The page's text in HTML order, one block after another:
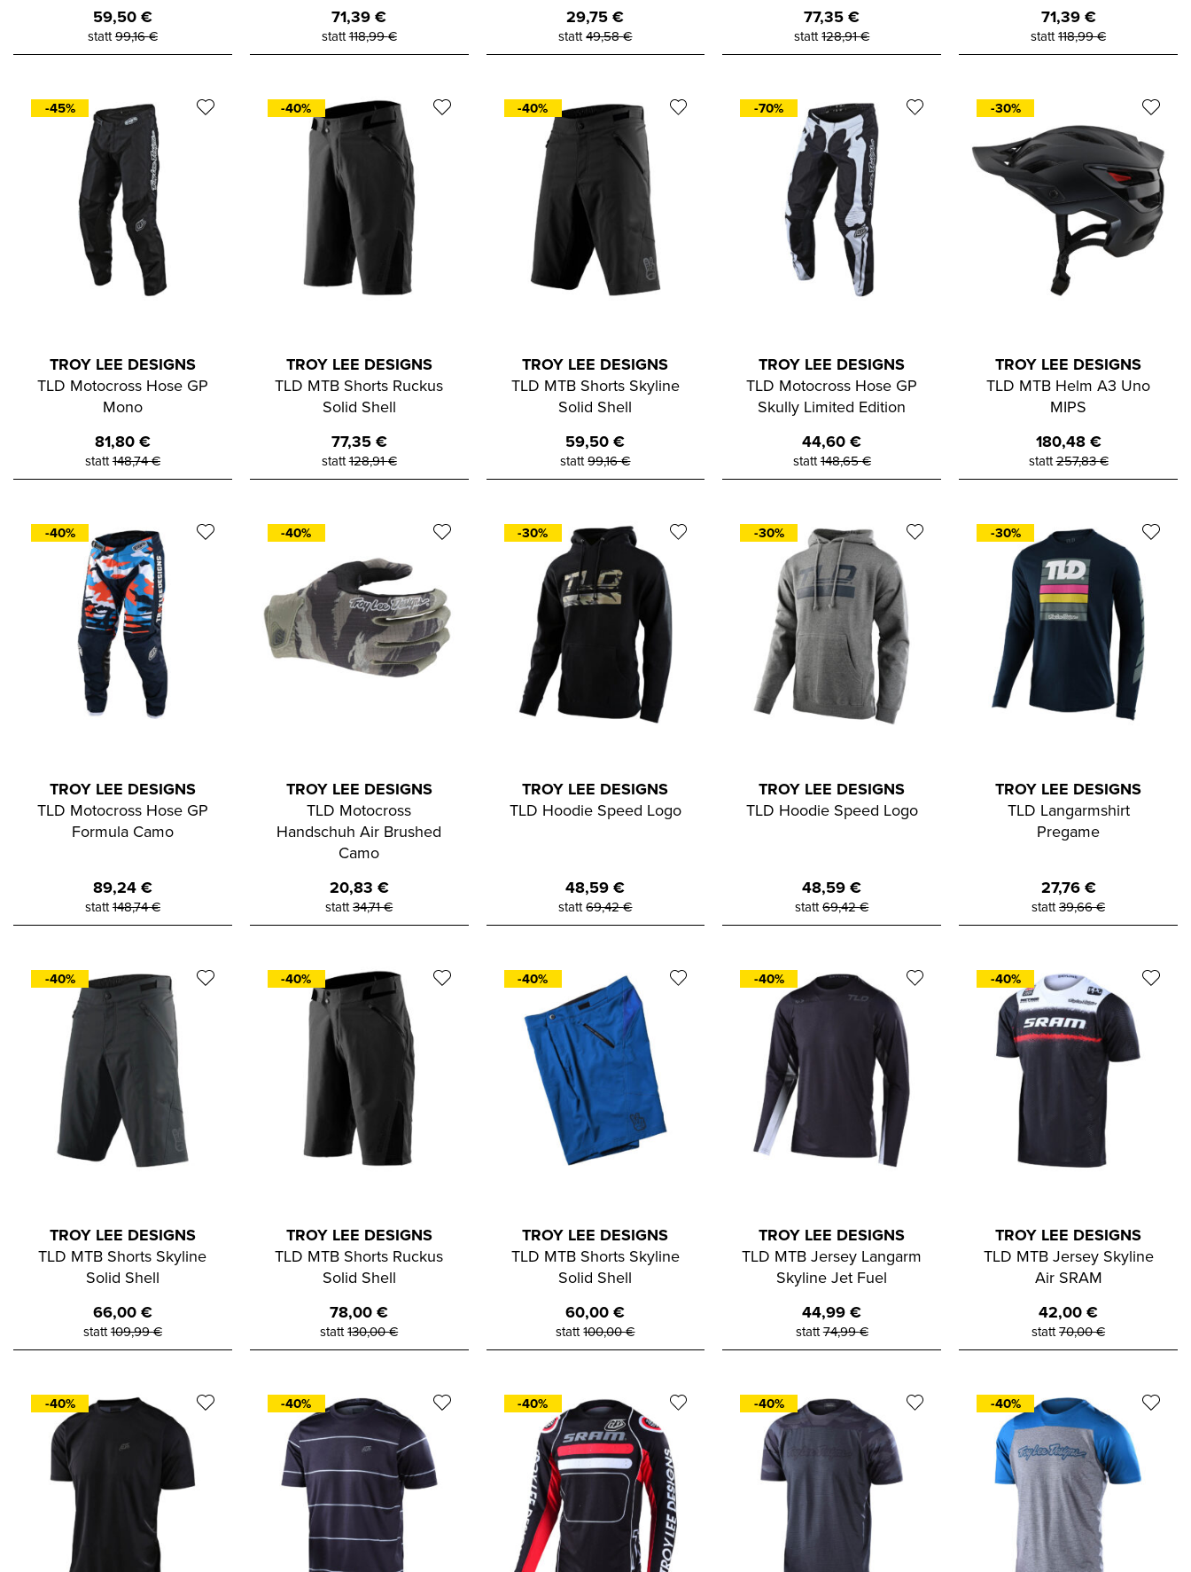
59,50€
statt99,16€
71,39€
statt118,99€
29,75€
statt49,58€
77,35€
statt128,91€
71,39€
statt118,99€
-45%
TROY LEE DESIGNS
TLD Motocross Hose GP
Mono
81,80€
statt148,74€
-40%
TROY LEE DESIGNS
TLD MTB Shorts Ruckus
Solid Shell
77,35€
statt128,91€
-40%
TROY LEE DESIGNS
TLD MTB Shorts Skyline
Solid Shell
59,50€
statt99,16€
-70%
TROY LEE DESIGNS
TLD Motocross Hose GP
Skully Limited Edition
44,60€
statt148,65€
-30%
TROY LEE DESIGNS
TLD MTB Helm A3 Uno
MIPS
180,48€
statt257,83€
-40%
TROY LEE DESIGNS
TLD Motocross Hose GP
Formula Camo
89,24€
statt148,74€
-40%
TROY LEE DESIGNS
TLD Motocross
Handschuh Air Brushed
Camo
20,83 €
statt34,71€
-30%
TROY LEE DESIGNS
TLD Hoodie Speed Logo
48,59€
statt69,42€
-30%
TROY LEE DESIGNS
TLD Hoodie Speed Logo
48,59€
statt69,42€
-30%
TROY LEE DESIGNS
TLD Langarmshirt
Pregame
27,76€
statt39,66€
-40%
TROY LEE DESIGNS
TLD MTB Shorts Skyline
Solid Shell
66,00€
statt109,99€
-40%
TROY LEE DESIGNS
TLD MTB Shorts Ruckus
Solid Shell
78,00€
statt130,00€
-40%
TROY LEE DESIGNS
TLD MTB Shorts Skyline
Solid Shell
60,00€
statt100,00€
-40%
TROY LEE DESIGNS
TLD MTB Jersey Langarm
Skyline Jet Fuel
44,99€
statt74,99€
-40%
TROY LEE DESIGNS
TLD MTB Jersey Skyline
Air SRAM
42,00€
statt70,00€
-40% -40% -40% -40% -40%